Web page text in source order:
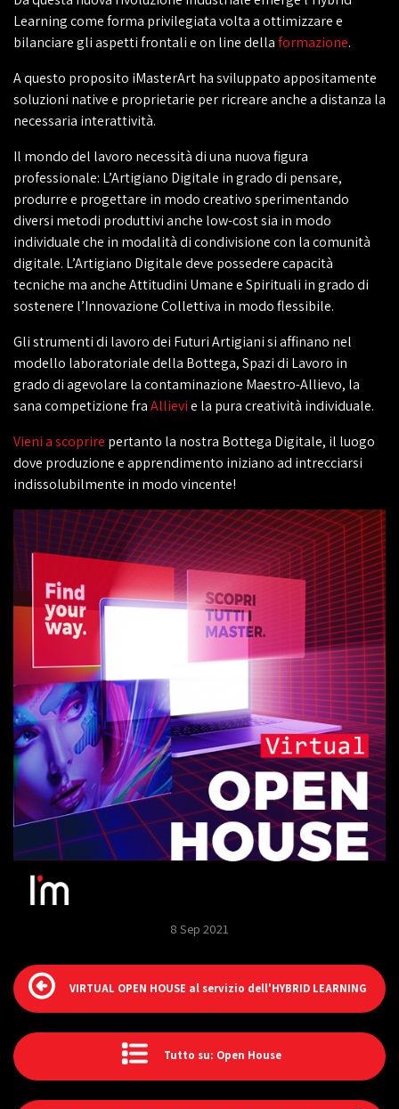
Learning come forma privilegiata volta a ottimizzare e
bilanciare gli aspetti frontali e on line dellaformazione.
A questo proposito iMasterArt ha sviluppato appositamente
soluzioni native e proprietarie per ricreare anche a distanza la
necessaria interattività.
Il mondo del lavoro necessità di una nuova figura
professionale: L’Artigiano Digitale in grado di pensare,
produrre e progettare in modo creativo sperimentando
diversi metodi produttivi anche low-cost sia in modo
individuale che in modalità di condivisione con la comunità
digitale. L’Artigiano Digitale deve possedere capacità
tecniche ma anche Attitudini Umane e Spirituali in grado di
sostenere l’Innovazione Collettiva in modo flessibile.
Gli strumenti di lavoro dei Futuri Artigiani si affinano nel
modello laboratoriale della Bottega, Spazi di Lavoro in
grado di agevolare la contaminazione Maestro-Allievo, la
sana competizione fraAllievie la pura creatività individuale.
Vieni a scoprire pertanto la nostra Bottega Digitale, il luogo
dove produzione e apprendimento iniziano ad intrecciarsi
indissolubilmente in modo vincente!
8 Sep 2021
VIRTUAL OPEN HOUSE al servizio dell'HYBRID LEARNING
Tutto su: Open House